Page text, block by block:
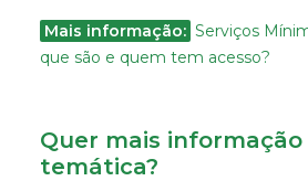
Mais informação: Serviços
que são e quem tem acesso?
Quer mais
temática?